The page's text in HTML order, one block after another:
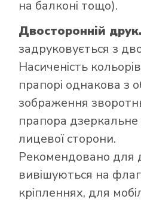
на балконі тощо).
Двосторонній друк.
задруковується з
Насиченість
прапорі однакова з
зображення
прапора
лицевої сторони.
Рекомендовано для
вивішуються на
кріпленнях, для